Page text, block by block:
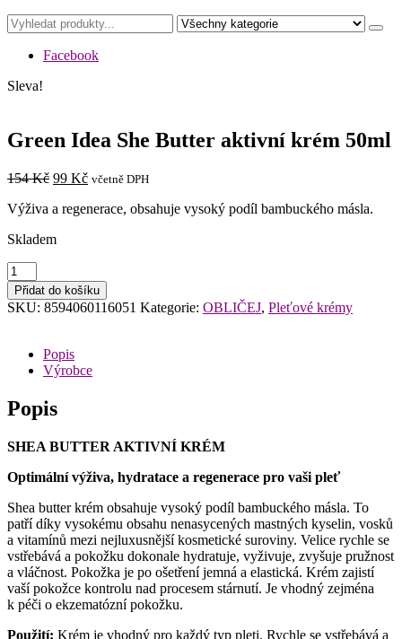
Facebook
Sleva!
Green Idea She Butter aktivní krém 50ml
154Kč Původní
byla:
99 KčAktuální
je:
včetně DPH
Výživa a regenerace, obsahuje vysoký podíl bambuckého másla.
Skladem
Green
Idea
She
Butter
krém
50ml
množství
Přidat do košíku
SKU: 8594060116051 Kategorie: OBLIČEJ, Pleťové krémy
Popis
Výrobce
Popis
SHEA BUTTER AKTIVNÍ KRÉM
Optimální výživa, hydratace a regenerace pro vaši pleť
Shea butter krém obsahuje vysoký podíl bambuckého másla. To
patří díky vysokému obsahu nenasycených mastných kyselin, vosků
a vitamínů mezi nejluxusnější kosmetické suroviny. Velice rychle se
vstřebává a pokožku dokonale hydratuje, vyživuje, zvyšuje pružnost
a vláčnost. Pokožka je po ošetření jemná a elastická. Krém zajistí
vaší pokožce kontrolu nad procesem stárnutí. Je vhodný zejména
k péči o ekzematózní pokožku.
Použití: Krém je vhodný pro každý typ pleti. Rychle se vstřebává a